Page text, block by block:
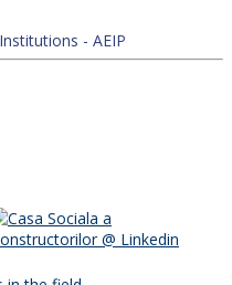
- AEIP